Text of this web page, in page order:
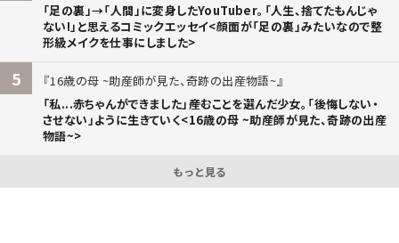
「足の裏」→「人間」に変身したYouTuber。「人生、捨てたもんじゃ
ない!」と思えるコミックエッセイ<顔面が「足の裏」みたいなので整
形級メイクを仕事にしました>
5
16歳の母 ~助産師が見た、奇跡の出産物語~
「私...赤ちゃんができました」――産むことを選んだ少女。「後悔しない・
させない」ように生きていく<16歳の母 ~助産師が見た、奇跡の出産
物語~>
もっと見る